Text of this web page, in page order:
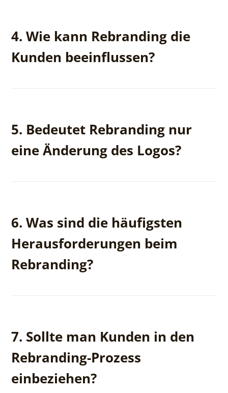
Änderungen und Umsetzung der neuen Strategie.
4. Wie kann Rebranding die
Kunden beeinflussen?
es die Innovationskraft und Professionalität des
Unternehmens hervorhebt.
5. Bedeutet Rebranding nur
eine Änderung des Logos?
Konsistenz.
6. Was sind die häufigsten
Herausforderungen beim
Rebranding?
Änderungen effektiv zu kommunizieren.
7. Sollte man Kunden in den
Rebranding-Prozess
einbeziehen?